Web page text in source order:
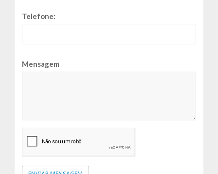
Telefone:
Mensagem